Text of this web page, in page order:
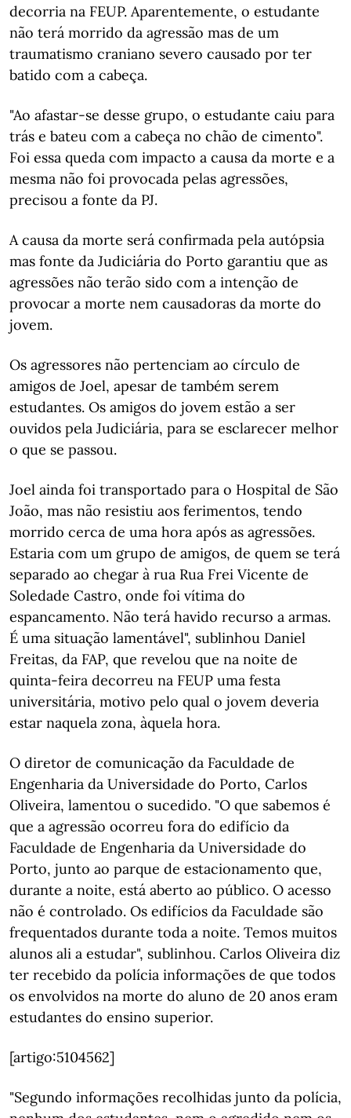
decorria na FEUP. Aparentemente, o estudante
não terá morrido da agressão mas de um
traumatismo craniano severo causado por ter
batido com a cabeça.
"Ao afastar-se desse grupo, o estudante caiu para
trás e bateu com a cabeça no chão de cimento".
Foi essa queda com impacto a causa da morte e a
mesma não foi provocada pelas agressões,
precisou a fonte da PJ.
A causa da morte será confirmada pela autópsia
mas fonte da Judiciária do Porto garantiu que as
agressões não terão sido com a intenção de
provocar a morte nem causadoras da morte do
jovem.
Os agressores não pertenciam ao círculo de
amigos de Joel, apesar de também serem
estudantes. Os amigos do jovem estão a ser
ouvidos pela Judiciária, para se esclarecer melhor
o que se passou.
Joel ainda foi transportado para o Hospital de São
João, mas não resistiu aos ferimentos, tendo
morrido cerca de uma hora após as agressões.
Estaria com um grupo de amigos, de quem se terá
separado ao chegar à rua Rua Frei Vicente de
Soledade Castro, onde foi vítima do
espancamento. Não terá havido recurso a armas.
É uma situação lamentável", sublinhou Daniel
Freitas, da FAP, que revelou que na noite de
quinta-feira decorreu na FEUP uma festa
universitária, motivo pelo qual o jovem deveria
estar naquela zona, àquela hora.
O diretor de comunicação da Faculdade de
Engenharia da Universidade do Porto, Carlos
Oliveira, lamentou o sucedido. "O que sabemos é
que a agressão ocorreu fora do edifício da
Faculdade de Engenharia da Universidade do
Porto, junto ao parque de estacionamento que,
durante a noite, está aberto ao público. O acesso
não é controlado. Os edifícios da Faculdade são
frequentados durante toda a noite. Temos muitos
alunos ali a estudar", sublinhou. Carlos Oliveira diz
ter recebido da polícia informações de que todos
os envolvidos na morte do aluno de 20 anos eram
estudantes do ensino superior.
[artigo:5104562]
"Segundo informações recolhidas junto da polícia,